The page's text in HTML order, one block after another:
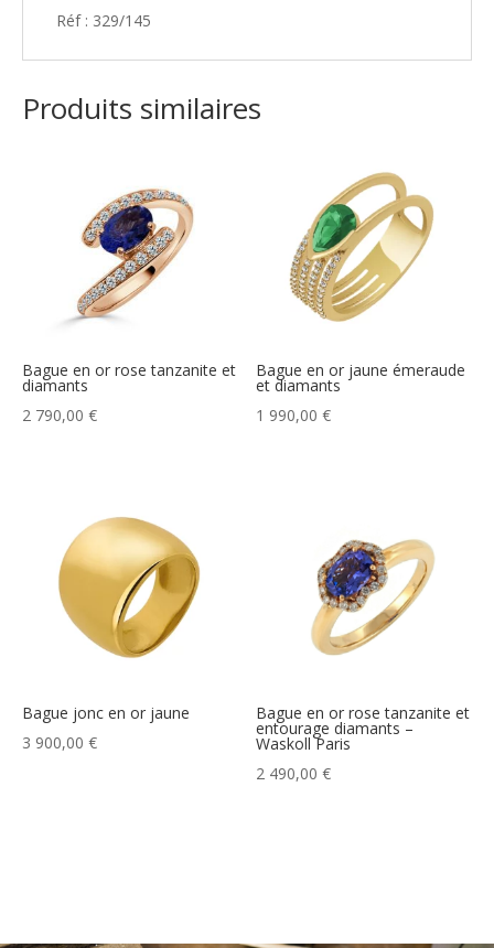
Réf : 329/145
Produits similaires
Bague en or rose tanzanite et
diamants
2 790,00 €
Bague en or jaune émeraude
et diamants
1 990,00€
Bague jonc en or jaune
3 900,00 €
Bague en or rose tanzanite et
entourage diamants –
Waskoll Paris
2 490,00€